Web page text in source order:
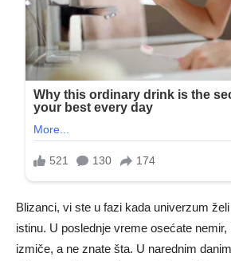
Blizanci, vi ste u fazi kada univerzum
istinu. U poslednje vreme osećate
izmiče, a ne znate šta. U narednim